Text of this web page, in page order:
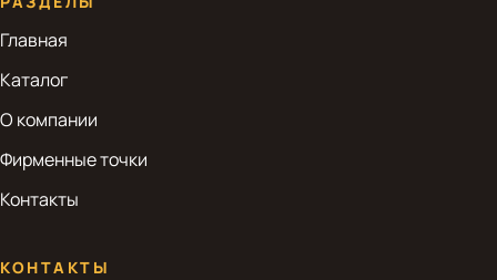
Главная
Каталог
О компании
Фирменные точки
Контакты
КОНТАКТЫ